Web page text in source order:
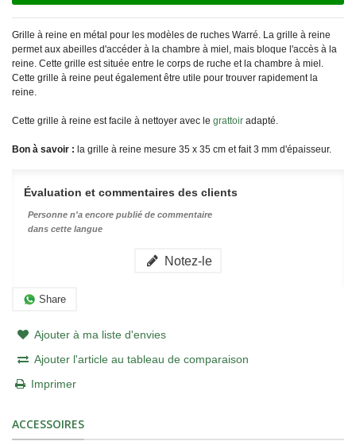
Grille à reine en métal pour les modèles de ruches Warré. La grille à reine
permet aux abeilles d'accéder à la chambre à miel, mais bloque l'accès à la
reine. Cette grille est située entre le corps de ruche et la chambre à miel.
Cette grille à reine peut également être utile pour trouver rapidement la
reine.
Cette grille à reine est facile à nettoyer avec le grattoir adapté.
Bon à savoir : la grille à reine mesure 35 x 35 cm et fait 3 mm d'épaisseur.
Évaluation et commentaires des clients
Personne n'a encore publié de commentaire
dans cette langue
Notez-le
Share
Ajouter à ma liste d'envies
Ajouter l'article au tableau de comparaison
Imprimer
ACCESSOIRES